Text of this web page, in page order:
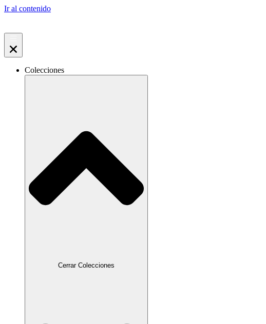
Ir al contenido
Colecciones
Cerrar Colecciones